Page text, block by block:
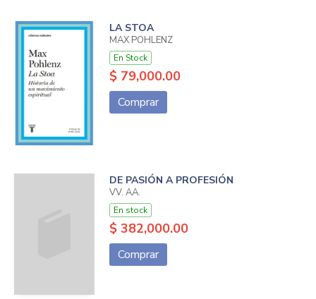
LA STOA
MAX POHLENZ
En Stock
$ 79,000.00
Comprar
DE PASIÓN A PROFESIÓN
VV. AA.
En stock
$ 382,000.00
Comprar